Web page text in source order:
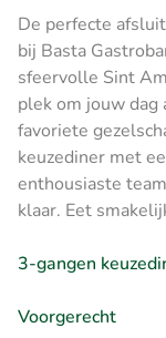
De perfecte
bij Basta
sfeervolle Sint
plek om jouw
favoriete
keuzediner met
enthousiaste
klaar. Eet
3-gangen
Voorgerecht